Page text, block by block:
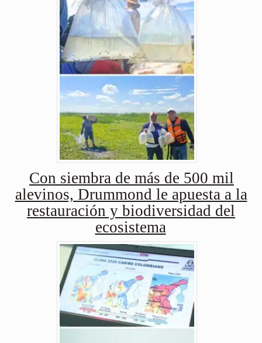
Con siembra de más de 500 mil
alevinos, Drummond le apuesta a la
restauración y biodiversidad del
ecosistema